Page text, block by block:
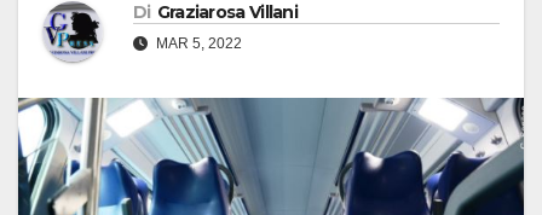
Di Graziarosa Villani
MAR 5, 2022